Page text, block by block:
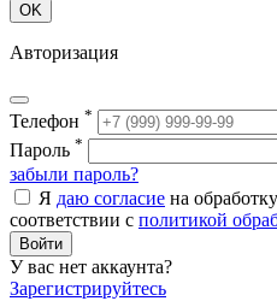
OK
Авторизация
Телефон *
Пароль *
забыли пароль?
Я даю согласие на
соответствии с политикой
Войти
У вас нет аккаунта?
Зарегистрируйтесь